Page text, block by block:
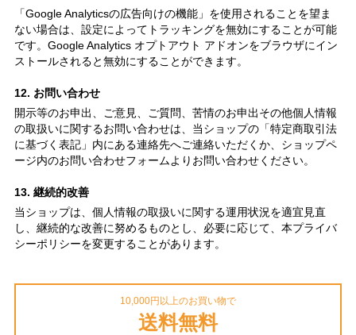
「Google Analyticsの広告向けの機能」を使用されることを望ま
ない場合は、設定によってトラッキングを無効にすることが可能
です。Google Analytics オプトアウト アドオンをブラウザにイン
ストールされると無効にすることができます。
12. お問い合わせ
開示等のお申出、ご意見、ご質問、苦情のお申出その他個人情報
の取扱いに関するお問い合わせは、当ショップの「特定商取引法
に基づく表記」内にある連絡先へご連絡いただくか、ショップペ
ージ内のお問い合わせフォームよりお問い合わせください。
13. 継続的改善
当ショップは、個人情報の取扱いに関する運用状況を適宜見直
し、継続的な改善に努めるものとし、必要に応じて、本プライバ
シーポリシーを変更することがあります。
10,000円以上のお買い物で
送料無料